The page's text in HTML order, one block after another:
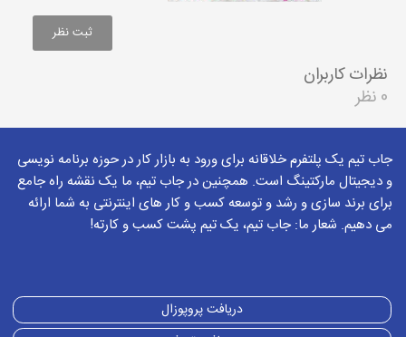
نظرات کاربران
0 نظر
جاب تیم یک پلتفرم خلاقانه برای ورود به بازار کار در حوزه برنامه نویسی
و دیجیتال مارکتینگ است. همچنین در جاب تیم، ما یک نقشه راه جامع
برای برند سازی و رشد و توسعه کسب و کار های اینترنتی به شما ارائه
می دهیم. شعار ما: جاب تیم، یک تیم پشت کسب و کارته!
دریافت پروپوزال